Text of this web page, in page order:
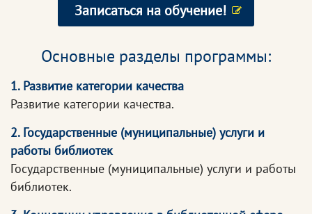
Записаться на обучение!
Основные разделы программы:
1. Развитие категории качества
Развитие категории качества.
2. Государственные (муниципальные) услуги и
работы библиотек
Государственные (муниципальные) услуги и работы
библиотек.